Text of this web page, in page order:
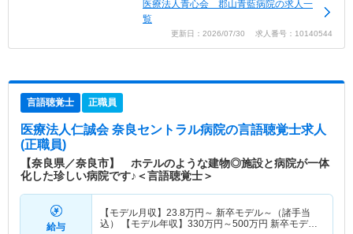
医療法人青心会 郡山青藍病院の求人一
覧
更新日：2026/07/30 求人番号：10140544
言語聴覚士 正職員
医療法人仁誠会 奈良セントラル病院の言語聴覚士求人
(正職員)
【奈良県／奈良市】 ホテルのような建物◎施設と病院が一体
化した珍しい病院です♪＜言語聴覚士＞
給与
【モデル月収】 23.8万円～ 新卒モデル～（諸手当
込） 【モデル年収】 330万円～500万円 新卒モデル